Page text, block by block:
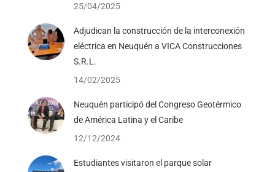
25/04/2025
Adjudican la construcción de la interconexión
eléctrica en Neuquén a VICA Construcciones
S.R.L.
14/02/2025
Neuquén participó del Congreso Geotérmico
de América Latina y el Caribe
12/12/2024
Estudiantes visitaron el parque solar